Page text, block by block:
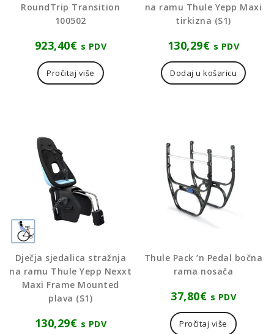
RoundTrip Transition
100502
923,40€ s PDV
Pročitaj više
na ramu Thule Yepp Maxi
tirkizna (S1)
130,29€ s PDV
Dodaj u košaricu
Dječja sjedalica stražnja
na ramu Thule Yepp Nexxt
Maxi Frame Mounted
plava (S1)
130,29€ s PDV
Thule Pack ’n Pedal bočna
rama nosača
37,80€ s PDV
Pročitaj više